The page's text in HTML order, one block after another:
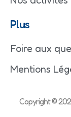
Plus
Foire aux
Mentions
Copyright ©